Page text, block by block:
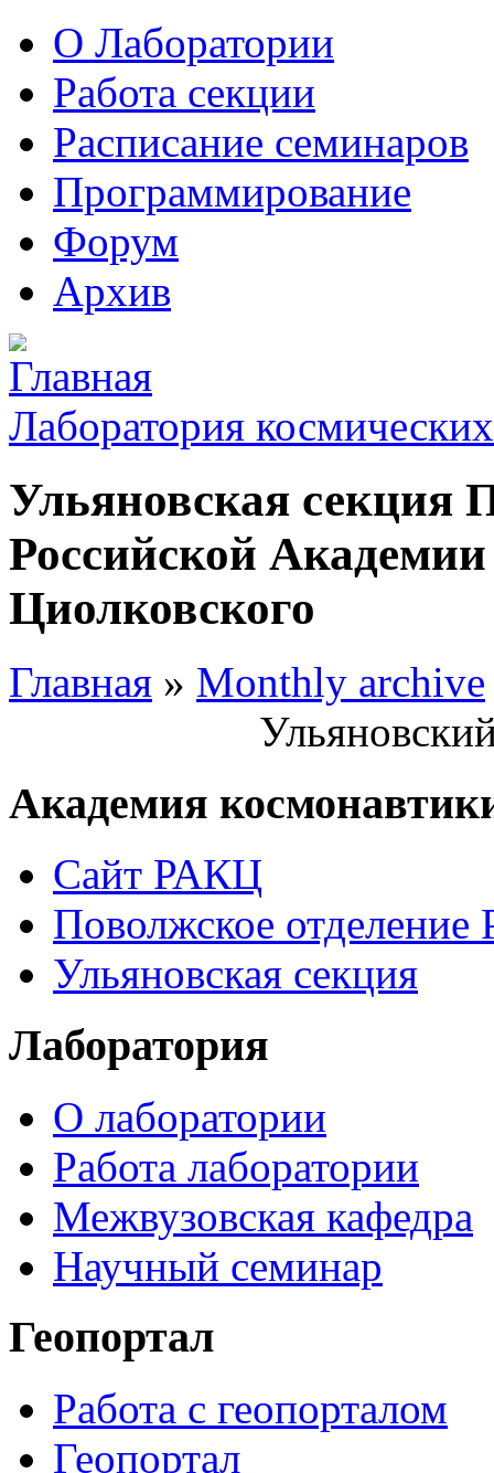
О Лаборатории
Работа секции
Расписание семинаров
Программирование
Форум
Архив
Лаборатория
Ульяновская секция
Российской
Циолковского
Главная » Monthly archive
Академия
Сайт РАКЦ
Поволжское
Ульяновская секция
Лаборатория
О лаборатории
Работа лаборатории
Межвузовская кафедра
Научный семинар
Геопортал
Работа с геопорталом
Геопортал